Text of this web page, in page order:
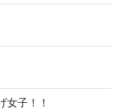
女子！！